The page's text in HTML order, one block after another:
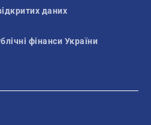
даних
фінанси України